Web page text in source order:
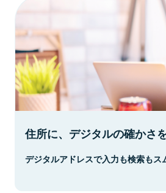
住所に、デジタルの確かさを
デジタルアドレスで入力も検索もス